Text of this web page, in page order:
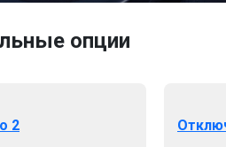
опции
2